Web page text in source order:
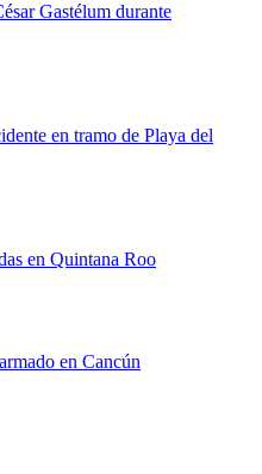
Gastélum durante
en tramo de Playa del
en Quintana Roo
en Cancún